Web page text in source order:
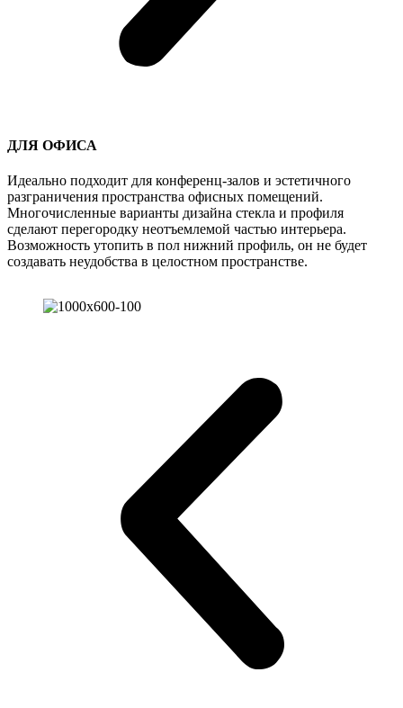
ДЛЯ ОФИСА
Идеально подходит для конференц-залов и эстетичного
разграничения пространства офисных помещений.
Многочисленные варианты дизайна стекла и профиля
сделают перегородку неотъемлемой частью интерьера.
Возможность утопить в пол нижний профиль, он не будет
создавать неудобства в целостном пространстве.